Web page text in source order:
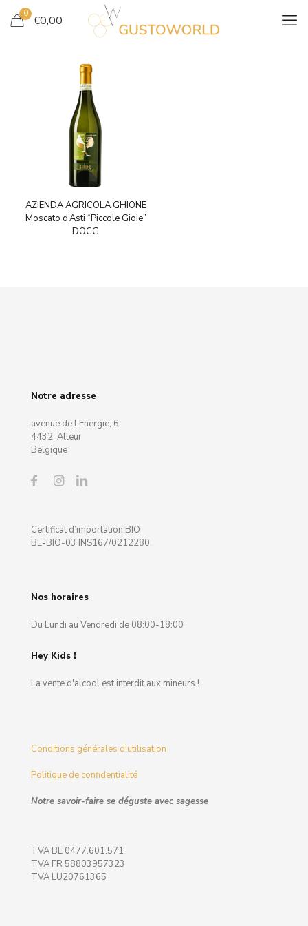
0 €0,00
AZIENDA AGRICOLA GHIONE
Moscato d’Asti “Piccole Gioie”
DOCG
Notre adresse
avenue de l'Energie, 6
4432, Alleur
Belgique
Certificat d’importation BIO
BE-BIO-03 INS167/0212280
Nos horaires
Du Lundi au Vendredi de 08:00-18:00
Hey Kids !
La vente d'alcool est interdit aux mineurs !
Conditions générales d'utilisation
Politique de confidentialité
Notre savoir-faire se déguste avec sagesse
TVA BE 0477.601.571
TVA FR 58803957323
TVA LU20761365